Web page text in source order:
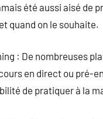
été aussi aisé de
quand on le souhaite.
: De nombreuses
en direct ou pré-
de pratiquer à la